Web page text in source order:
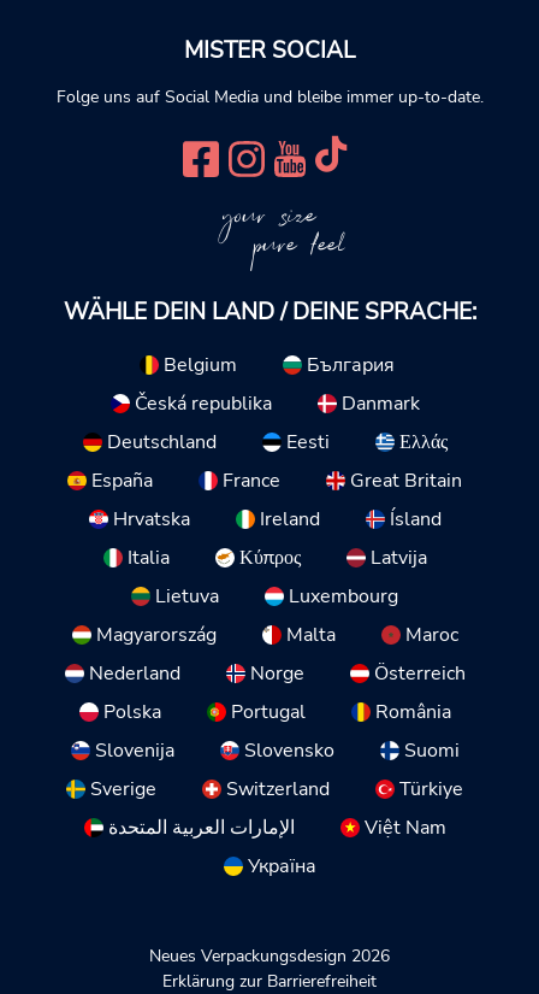
MISTER SOCIAL
Folge uns auf Social Media und bleibe immer up-to-date.
your size
pure feel
WÄHLE DEIN LAND / DEINE SPRACHE:
Belgium
България
Česká republika
Danmark
Deutschland
Eesti
Ελλάς
España
France
Great Britain
Hrvatska
Ireland
Ísland
Italia
Κύπρος
Latvija
Lietuva
Luxembourg
Magyarország
Malta
Maroc
Nederland
Norge
Österreich
Polska
Portugal
România
Slovenija
Slovensko
Suomi
Sverige
Switzerland
Türkiye
الإمارات العربية المتحدة
Việt Nam
Україна
Neues Verpackungsdesign 2026
Erklärung zur Barrierefreiheit